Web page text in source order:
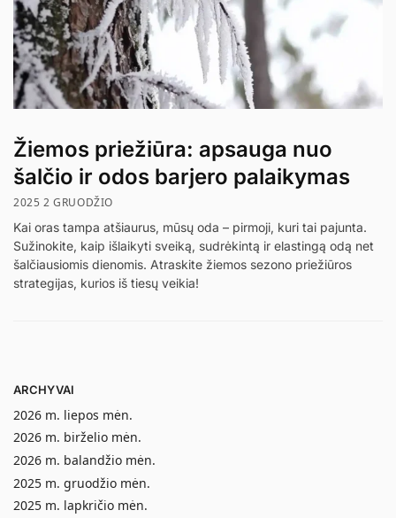
Žiemos priežiūra: apsauga nuo
šalčio ir odos barjero palaikymas
2025 2 GRUODŽIO
Kai oras tampa atšiaurus, mūsų oda – pirmoji, kuri tai pajunta.
Sužinokite, kaip išlaikyti sveiką, sudrėkintą ir elastingą odą net
šalčiausiomis dienomis. Atraskite žiemos sezono priežiūros
strategijas, kurios iš tiesų veikia!
ARCHYVAI
2026 m. liepos mėn.
2026 m. birželio mėn.
2026 m. balandžio mėn.
2025 m. gruodžio mėn.
2025 m. lapkričio mėn.